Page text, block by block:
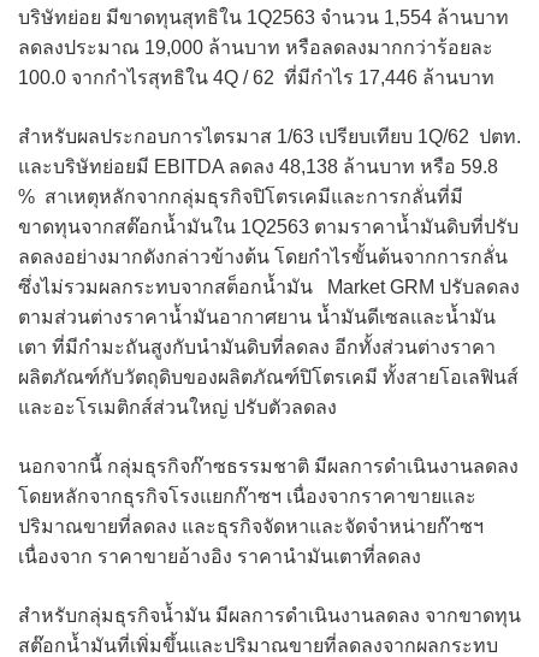
บริษัทย่อย มีขาดทุนสุทธิใน 1Q2563 จำนวน 1,554 ล้านบาท
ลดลงประมาณ 19,000 ล้านบาท หรือลดลงมากกว่าร้อยละ
100.0 จากกำไรสุทธิใน 4Q / 62 ที่มีกำไร 17,446 ล้านบาท
สำหรับผลประกอบการไตรมาส 1/63 เปรียบเทียบ 1Q/62 ปตท.
และบริษัทย่อยมี EBITDA ลดลง 48,138 ล้านบาท หรือ 59.8
% สาเหตุหลักจากกลุ่มธุรกิจปิโตรเคมีและการกลั่นที่มี
ขาดทุนจากสต๊อกน้ำมันใน 1Q2563 ตามราคาน้ำมันดิบที่ปรับ
ลดลงอย่างมากดังกล่าวข้างต้น โดยกำไรขั้นต้นจากการกลั่น
ซึ่งไม่รวมผลกระทบจากสต็อกน้ำมัน Market GRM ปรับลดลง
ตามส่วนต่างราคาน้ำมันอากาศยาน น้ำมันดีเซลและน้ำมัน
เตา ที่มีกำมะถันสูงกับนำมันดิบที่ลดลง อีกทั้งส่วนต่างราคา
ผลิตภัณฑ์กับวัตถุดิบของผลิตภัณฑ์ปิโตรเคมี ทั้งสายโอเลฟินส์
และอะโรเมติกส์ส่วนใหญ่ ปรับตัวลดลง
นอกจากนี้ กลุ่มธุรกิจก๊าซธรรมชาติ มีผลการดำเนินงานลดลง
โดยหลักจากธุรกิจโรงแยกก๊าซฯ เนื่องจากราคาขายและ
ปริมาณขายที่ลดลง และธุรกิจจัดหาและจัดจำหน่ายก๊าซฯ
เนื่องจาก ราคาขายอ้างอิง ราคานำมันเตาที่ลดลง
สำหรับกลุ่มธุรกิจน้ำมัน มีผลการดำเนินงานลดลง จากขาดทุน
สต๊อกน้ำมันที่เพิ่มขึ้นและปริมาณขายที่ลดลงจากผลกระทบ